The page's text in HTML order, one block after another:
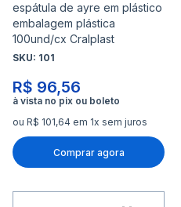
espátula de ayre em plástico
embalagem plástica
100und/cx Cralplast
SKU: 101
R$ 96,56
ou R$ 101,64 em 1x sem juros
Comprar agora